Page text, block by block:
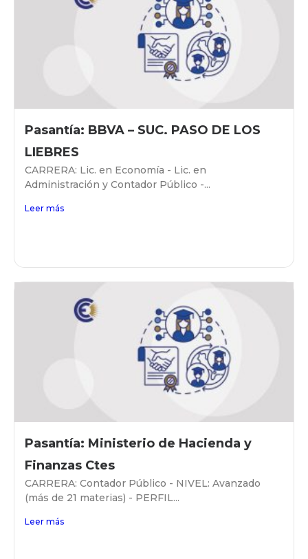
Pasantía: BBVA – SUC. PASO DE LOS
LIEBRES
CARRERA: Lic. en Economía - Lic. en
Administración y Contador Público -...
Leer más
Pasantía: Ministerio de Hacienda y
Finanzas Ctes
CARRERA: Contador Público - NIVEL: Avanzado
(más de 21 materias) - PERFIL...
Leer más